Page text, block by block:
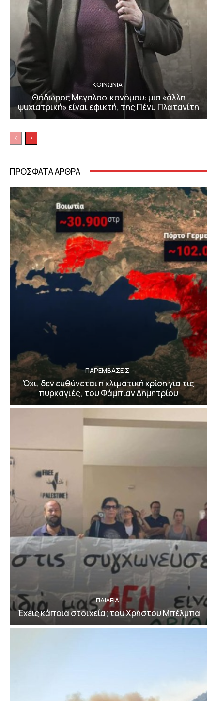
ΚΟΙΝΩΝΙΑ
Θόδωρος Μεγαλοοικονόμου: μια «άλλη
ψυχιατρική» είναι εφικτή, της Πένυ Πλατανίτη
ΠΡΟΣΦΑΤΑ ΑΡΘΡΑ
ΠΑΡΕΜΒΑΣΕΙΣ
Όχι, δεν ευθύνεται η κλιματική κρίση για τις
πυρκαγιές, του Φάμπιαν Δημητρίου
ΠΑΙΔΕΙΑ
Έχεις κάποια στοιχεία; του Χρήστου Μπέλμπα